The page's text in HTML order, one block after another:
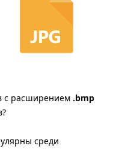
с расширением .bmp
среди